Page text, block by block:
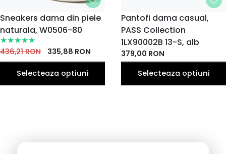
MARIME
36
EU
37
EU
38
EU
39
EU
41
EU
Sneakers dama din piele
naturala, W0506-80
436,21RON 335,88 RON
Selecteaza optiuni
MARIME
35
EU
36
EU
37
EU
40
EU
Pantofi dama casual,
PASS Collection
1LX90002B 13-S, alb
379,00 RON
Selecteaza optiuni